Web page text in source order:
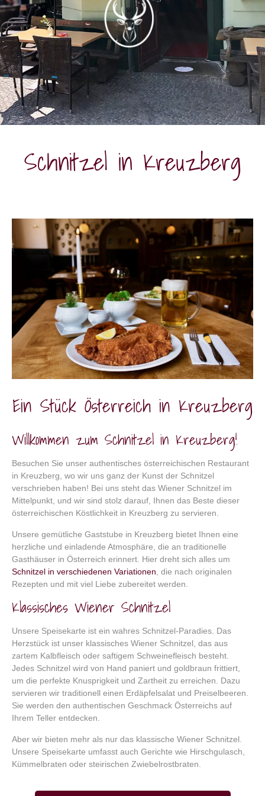
Schnitzel in Kreuzberg
Ein Stück Österreich in Kreuzberg
Willkommen zum Schnitzel in Kreuzberg!
Besuchen Sie unser authentisches österreichischen Restaurant
in Kreuzberg, wo wir uns ganz der Kunst der Schnitzel
verschrieben haben! Bei uns steht das Wiener Schnitzel im
Mittelpunkt, und wir sind stolz darauf, Ihnen das Beste dieser
österreichischen Köstlichkeit in Kreuzberg zu servieren.
Unsere gemütliche Gaststube in Kreuzberg bietet Ihnen eine
herzliche und einladende Atmosphäre, die an traditionelle
Gasthäuser in Österreich erinnert. Hier dreht sich alles um
Schnitzel in verschiedenen Variationen , die nach originalen
Rezepten und mit viel Liebe zubereitet werden.
Klassisches Wiener Schnitzel
Unsere Speisekarte ist ein wahres Schnitzel-Paradies. Das
Herzstück ist unser klassisches Wiener Schnitzel, das aus
zartem Kalbfleisch oder saftigem Schweinefleisch besteht.
Jedes Schnitzel wird von Hand paniert und goldbraun frittiert,
um die perfekte Knusprigkeit und Zartheit zu erreichen. Dazu
servieren wir traditionell einen Erdäpfelsalat und Preiselbeeren.
Sie werden den authentischen Geschmack Österreichs auf
Ihrem Teller entdecken.
Aber wir bieten mehr als nur das klassische Wiener Schnitzel.
Unsere Speisekarte umfasst auch Gerichte wie Hirschgulasch,
Kümmelbraten oder steirischen Zwiebelrostbraten.